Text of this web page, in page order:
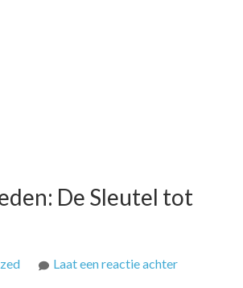
De Sleutel tot
Laat een reactie achterop